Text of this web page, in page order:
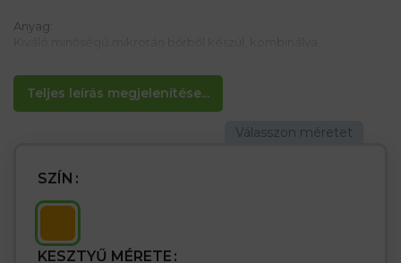
Teljes leírás megjelenítése...
Anyag:
Tulajdonságok:
– Védőszigetelt kesztyű
– A hátsó rész fluoreszcens anyagból készül, fényvisszaverő
kiegészítőkkal /> – A közös mechanikai munkához alkalmas
SZÍN
KESZTYŰ MÉRETE